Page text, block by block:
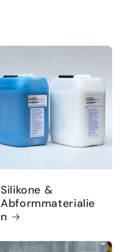
Silikone &
Abformmaterialie
n